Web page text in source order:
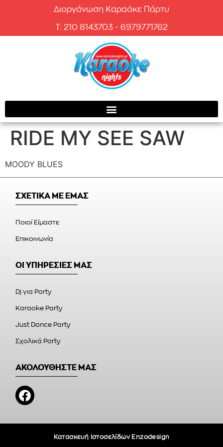
Διοργάνωση Καραόκε Πάρτυ
T: 210 8143703 - 6979771762
RIDE MY SEE SAW
MOODY BLUES
ΣΧΕΤΙΚΑ ΜΕ ΕΜΑΣ
Ποιοί Είμαστε
Επικοινωνία
ΟΙ ΥΠΗΡΕΣΙΕΣ ΜΑΣ
Dj για Party
Karaoke Party
Just Dance Party
Σχολικά Party
ΑΚΟΛΟΥΘΗΣΤΕ ΜΑΣ
Κατασκευή Ιστοσελίδων Enzodesign